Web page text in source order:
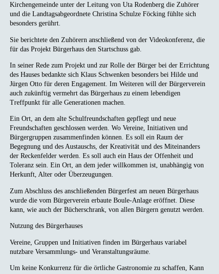
Kirchengemeinde unter der Leitung von Uta Rodenberg die Zuhörer
und die Landtagsabgeordnete Christina Schulze Föcking fühlte sich
besonders gerührt.
Sie berichtete den Zuhörern anschließend von der Videokonferenz, die
für das Projekt Bürgerhaus den Startschuss gab.
In seiner Rede zum Projekt und zur Rolle der Bürger bei der Errichtung
des Hauses bedankte sich Klaus Schwenken besonders bei Hilde und
Jürgen Otto für deren Engagement. Im Weiteren will der Bürgerverein
auch zukünftig vermehrt das Bürgerhaus zu einem lebendigen
Treffpunkt für alle Generationen machen.
Ein Ort, an dem alte Schulfreundschaften gepflegt und neue
Freundschaften geschlossen werden. Wo Vereine, Initiativen und
Bürgergruppen zusammenfinden können. Es soll ein Raum der
Begegnung und des Austauschs, der Kreativität und des Miteinanders
der Reckenfelder werden. Es soll auch ein Haus der Offenheit und
Toleranz sein. Ein Ort, an dem jeder willkommen ist, unabhängig von
Herkunft, Alter oder Überzeugungen.
Zum Abschluss des anschließenden Bürgerfest am neuen Bürgerhaus
wurde die vom Bürgerverein erbaute Boule-Anlage eröffnet. Diese
kann, wie auch der Bücherschrank, von allen Bürgern genutzt werden.
Nutzung des Bürgerhauses
Vereine, Gruppen und Initiativen finden im Bürgerhaus variabel
nutzbare Versammlungs- und Veranstaltungsräume.
Um keine Konkurrenz für die örtliche Gastronomie zu schaffen, Kann